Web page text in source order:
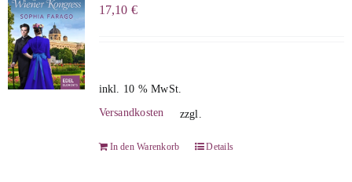
17,10 €
inkl. 10 % MwSt.
zzgl.
Versandkosten
In den Warenkorb Details